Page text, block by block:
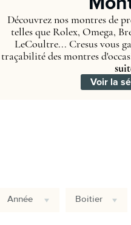
Découvrez nos montres de
telles que Rolex, Omega,
LeCoultre... Cresus vous
traçabilité des montres
Voir la
Année Boitier